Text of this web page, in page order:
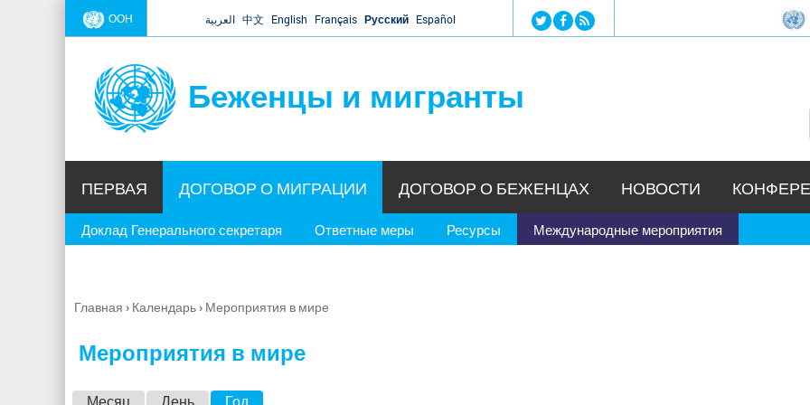
Jump to navigation
ООН العربية 中文 English Français Русский Español
Беженцы и мигранты
ПЕРВАЯ ДОГОВОР О МИГРАЦИИ
Доклад Генерального секретаря Ответные меры Ресурсы Международные мероприятия
ДОГОВОР О БЕЖЕНЦАХ НОВОСТИ
Вы
Главная › Календарь› Мероприятия в мире
Мероприятия в мире